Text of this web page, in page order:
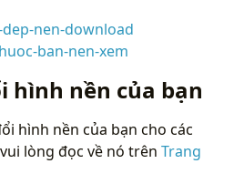
nen-download
ban-nen-xem
hình nền của bạn
hình nền của bạn cho các
lòng đọc về nó trên Trang